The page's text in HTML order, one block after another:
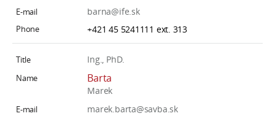
barna@ife.sk
+421 45 5241111 ext. 313
Ing., PhD.
Barta
Marek
marek.barta@savba.sk